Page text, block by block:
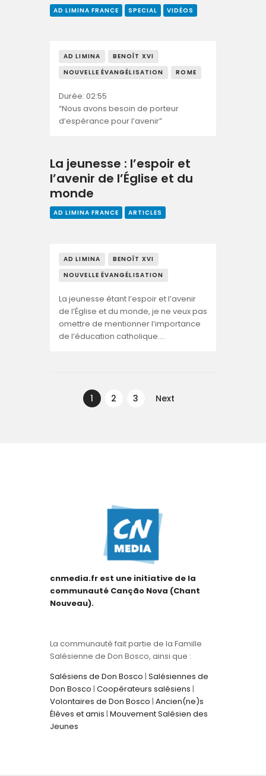
AD LIMINA FRANCE SPECIAL VIDÉOS
AD LIMINA
BENOÎT XVI
NOUVELLE ÉVANGÉLISATION
ROME
Durée: 02:55
“Nous avons besoin de porteur
d’espérance pour l’avenir”
La jeunesse : l’espoir et
l’avenir de l’Église et du
monde
AD LIMINA FRANCE ARTICLES
AD LIMINA
BENOÎT XVI
NOUVELLE ÉVANGÉLISATION
La jeunesse étant l’espoir et l’avenir
de l’Église et du monde, je ne veux pas
omettre de mentionner l’importance
de l’éducation catholique….
artigos
PAGE
1 PAGE
2 PAGE
3 Next
cnmedia.fr est une initiative de la
communauté Canção Nova (Chant
Nouveau).
La communauté fait partie de la Famille
Salésienne de Don Bosco, ainsi que :
Salésiens de Don Bosco | Salésiennes de
Don Bosco | Coopérateurs salésiens |
Volontaires de Don Bosco | Ancien(ne)s
Élèves et amis | Mouvement Salésien des
Jeunes